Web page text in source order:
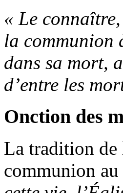
« Le
la communion
dans sa mort,
d’entre les
Onction des
La tradition de
communion